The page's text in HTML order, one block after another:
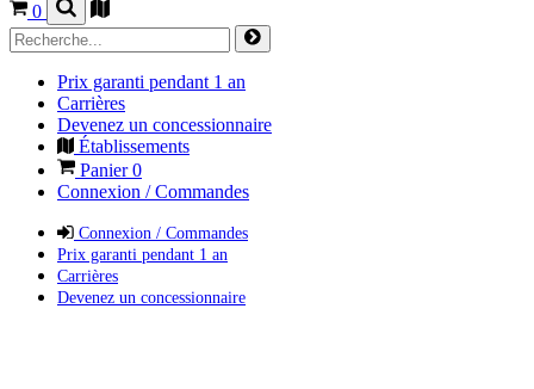
0
Prix garanti pendant 1 an
Carrières
Devenez un concessionnaire
Établissements
Panier0
Connexion / Commandes
Connexion / Commandes
Prix garanti pendant 1 an
Carrières
Devenez un concessionnaire